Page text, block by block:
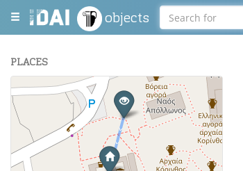
objects
PLACES
+